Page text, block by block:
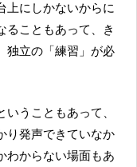
上にしかないからに
ることもあって、き
独立の「練習」が必
り発声できていなか
わからない場面もあ